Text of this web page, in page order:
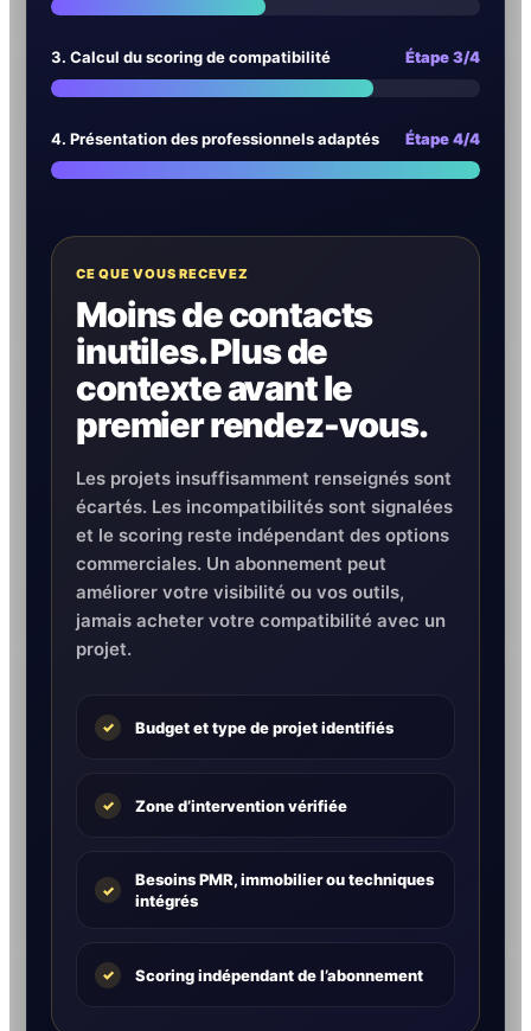
3. Calcul du scoring de compatibilité Étape 3/4
4. Présentation des professionnels adaptés Étape 4/4
CE QUE VOUS RECEVEZ
Moins de contacts
inutiles. Plus de
contexte avant le
premier rendez-vous.
Les projets insuffisamment renseignés sont
écartés. Les incompatibilités sont signalées
et le scoring reste indépendant des options
commerciales. Un abonnement peut
améliorer votre visibilité ou vos outils,
jamais acheter votre compatibilité avec un
projet.
✓ Budget et type de projet identifiés
✓ Zone d’intervention vérifiée
✓
Besoins PMR, immobilier ou techniques
intégrés
✓ Scoring indépendant de l’abonnement